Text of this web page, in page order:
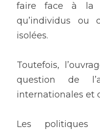
faire face à la
qu’individus ou
isolées.
Toutefois,
question de
internationales et
Les politiques